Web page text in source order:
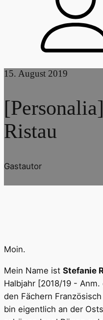
15. August 2019
Ristau
Gastautor
Moin.
Mein Name ist Stefanie
Halbjahr [2018/19 -
den Fächern
bin eigentlich an der